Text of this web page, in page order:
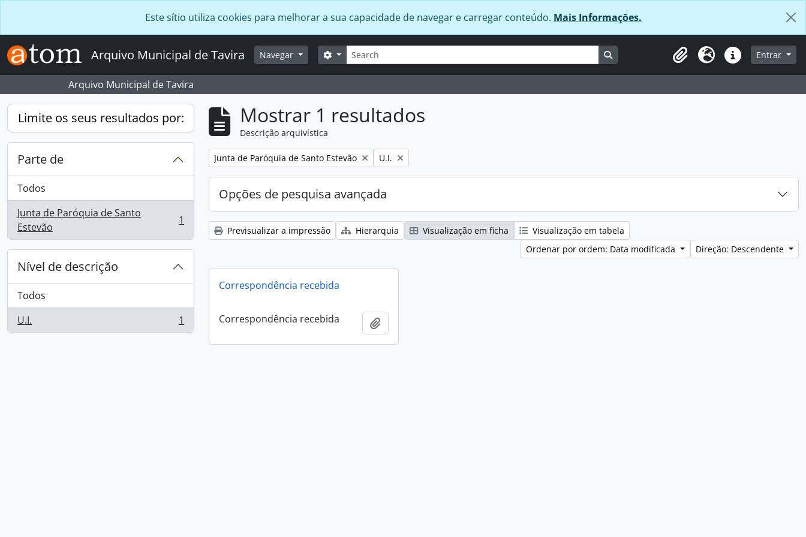
Este sítio utiliza cookies para melhorar a sua capacidade de navegar e carregar conteúdo. Mais Informações.
Arquivo Municipal de Tavira Navegar Pesquisar
Opções de busca Busque na página de navegação
Área de transferência
Idioma Ligações rápidas
Entrar
Arquivo Municipal de Tavira
Limite os seus resultados por:
Parte de
Todos
Junta de Paróquia de Santo
Estevão
, 1 resultados 1
Nível de descrição
Todos
U.I.
, 1 resultados 1
Mostrar 1 resultados
Descrição arquivística
Remover filtro:
Junta de Paróquia de Santo Estevão Remover filtro:
U.I.
Opções de pesquisa avançada
Previsualizar a impressão Hierarquia Visualização em ficha
Visualização em tabela
Ordenar por ordem: Data modificada
Direção: Descendente
Correspondência recebida
Correspondência recebida